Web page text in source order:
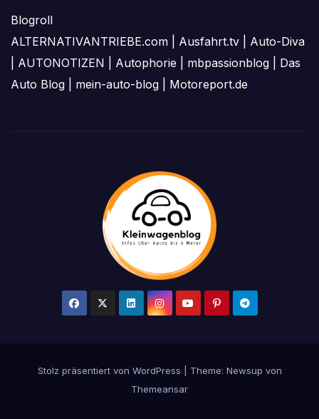
Blogroll
ALTERNATIVANTRIEBE.com
Ausfahrt.tv
Auto-Diva
AUTONOTIZEN Autophorie mbpassionblog
Das
Auto Blog
mein-auto-blog Motoreport.de
Stolz präsentiert von WordPress
Theme: Newsup von
Themeansar